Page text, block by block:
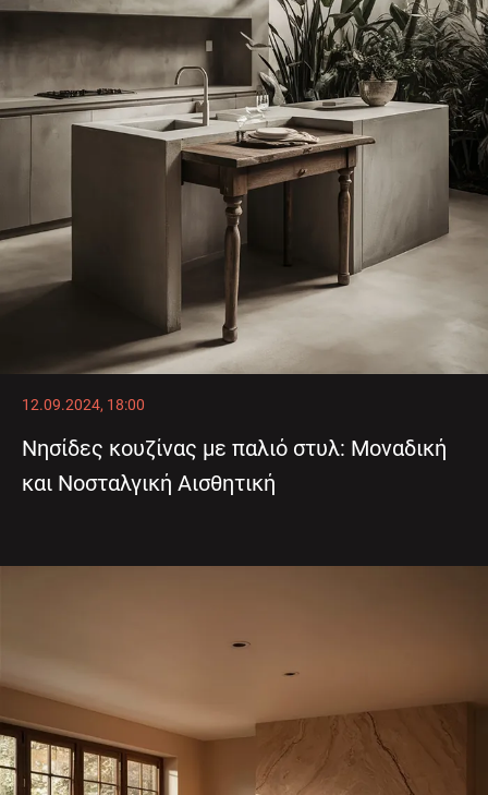
12.09.2024, 18:00
Νησίδες κουζίνας με παλιό στυλ: Μοναδική
και Νοσταλγική Αισθητική